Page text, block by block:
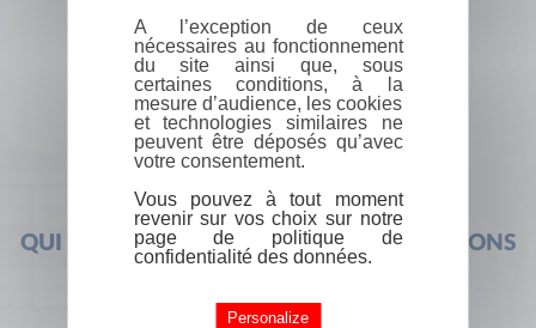
QUI SOMMES-NOUS ? FOIRE AUX QUESTIONS
A l’exception de ceux
nécessaires au fonctionnement
du site ainsi que, sous
certaines conditions, à la
mesure d’audience, les cookies
et technologies similaires ne
peuvent être déposés qu’avec
votre consentement.
Vous pouvez à tout moment
revenir sur vos choix sur notre
page de politique de
confidentialité des données.
Personalize